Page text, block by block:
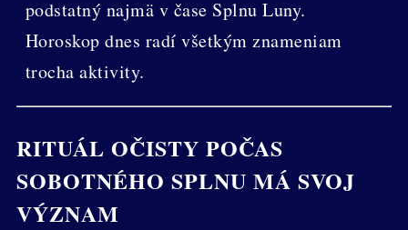
podstatný najmä v čase Splnu Luny.
Horoskop dnes radí všetkým znameniam
trocha aktivity.
RITUÁL OČISTY POČAS
SOBOTNÉHO SPLNU MÁ SVOJ
VÝZNAM